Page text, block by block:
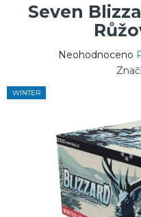
Seven
Průměrné
z
5
hvězdiček.
Neohodnoceno
WINTER